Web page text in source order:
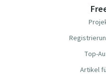
Top-
Artikel